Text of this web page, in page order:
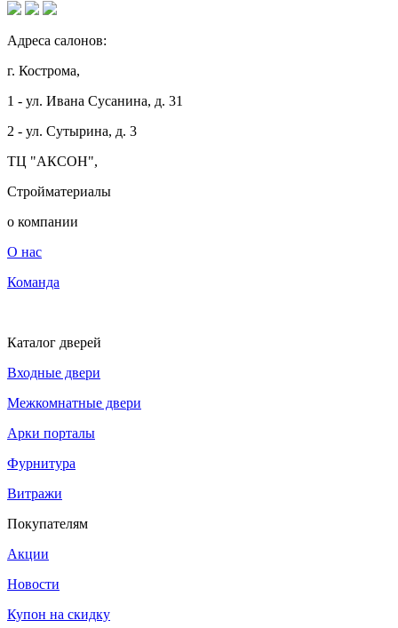
Адреса салонов:
г. Кострома,
1 - ул. Ивана Сусанина, д. 31
2 - ул. Сутырина, д. 3
ТЦ "АКСОН",
Стройматериалы
о компании
О нас
Команда
Каталог дверей
Входные двери
Межкомнатные двери
Арки порталы
Фурнитура
Витражи
Покупателям
Акции
Новости
Купон на скидку